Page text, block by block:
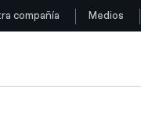
Siga con
compañía Medios